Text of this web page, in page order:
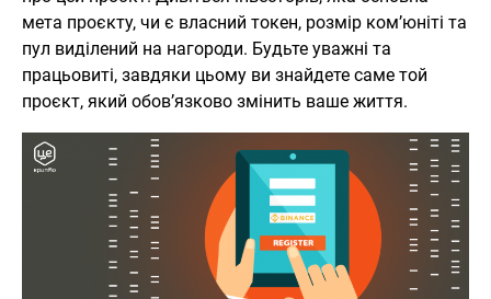
мета проєкту, чи є власний токен, розмір ком’юніті та
пул виділений на нагороди. Будьте уважні та
працьовиті, завдяки цьому ви знайдете саме той
проєкт, який обов’язково змінить ваше життя.